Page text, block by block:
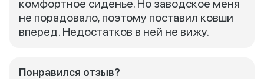
комфортное сиденье. Но заводское меня
не порадовало, поэтому поставил ковши
вперед. Недостатков в ней не вижу.
Понравился отзыв?